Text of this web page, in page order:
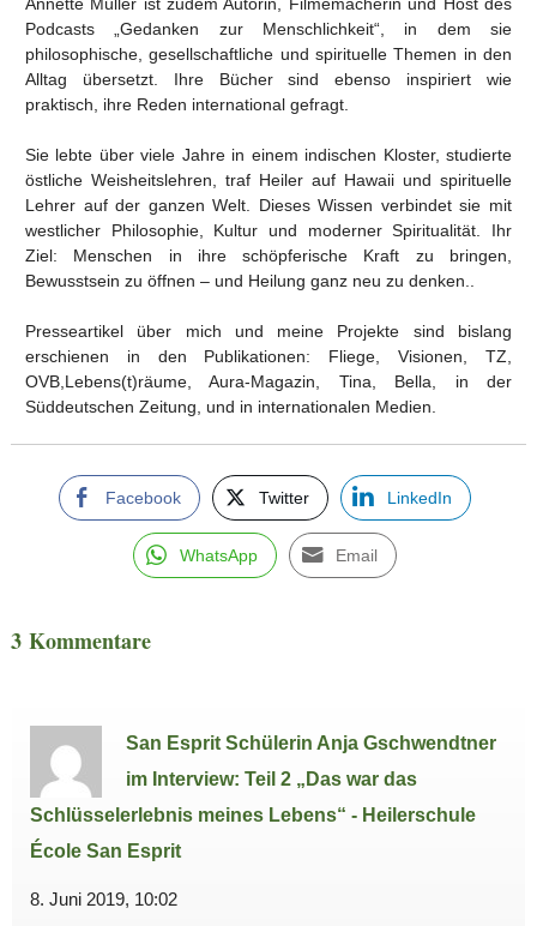
Podcasts „Gedanken zur Menschlichkeit“, in dem sie
philosophische, gesellschaftliche und spirituelle Themen in den
Alltag übersetzt. Ihre Bücher sind ebenso inspiriert wie
praktisch, ihre Reden international gefragt.
Sie lebte über viele Jahre in einem indischen Kloster, studierte
östliche Weisheitslehren, traf Heiler auf Hawaii und spirituelle
Lehrer auf der ganzen Welt. Dieses Wissen verbindet sie mit
westlicher Philosophie, Kultur und moderner Spiritualität. Ihr
Ziel: Menschen in ihre schöpferische Kraft zu bringen,
Bewusstsein zu öffnen – und Heilung ganz neu zu denken..
Presseartikel über mich und meine Projekte sind bislang
erschienen in den Publikationen: Fliege, Visionen, TZ,
OVB,Lebens(t)räume, Aura-Magazin, Tina, Bella, in der
Süddeutschen Zeitung, und in internationalen Medien.
Facebook Twitter LinkedIn
WhatsApp Email
3 Kommentare
San Esprit Schülerin Anja Gschwendtner
im Interview: Teil 2 „Das war das
Schlüsselerlebnis meines Lebens“ - Heilerschule
École San Esprit
8. Juni 2019, 10:02